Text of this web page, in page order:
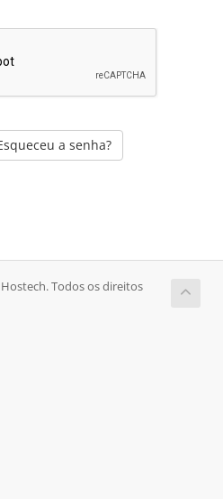
a senha?
Todos os direitos